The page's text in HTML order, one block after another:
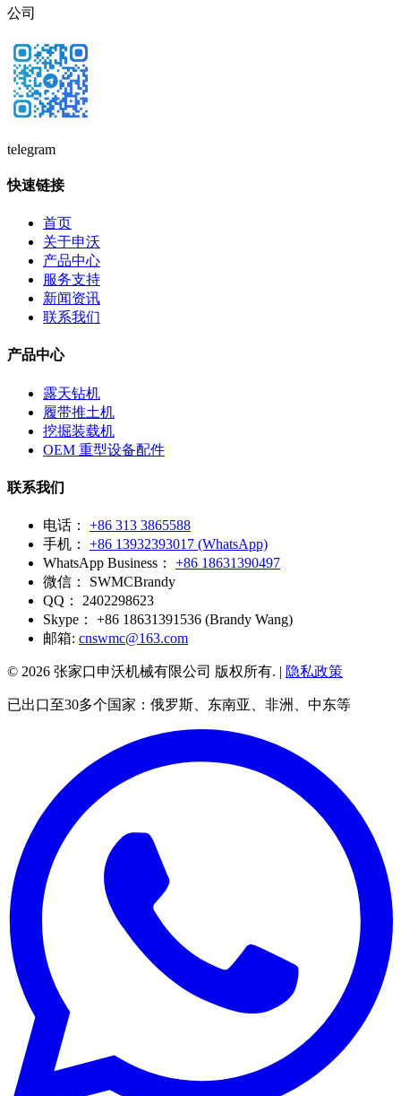
公司
telegram
快速链接
首页
关于申沃
产品中心
服务支持
新闻资讯
联系我们
产品中心
露天钻机
履带推土机
挖掘装载机
OEM 重型设备配件
联系我们
电话：
+86 313 3865588
手机：
+86 13932393017 (WhatsApp)
WhatsApp Business：
+86 18631390497
微信：
SWMCBrandy
QQ：
2402298623
Skype：
+86 18631391536 (Brandy Wang)
邮箱: cnswmc@163.com
© 2026 张家口申沃机械有限公司 版权所有. | 隐私政策
已出口至30多个国家：俄罗斯、东南亚、非洲、中东等